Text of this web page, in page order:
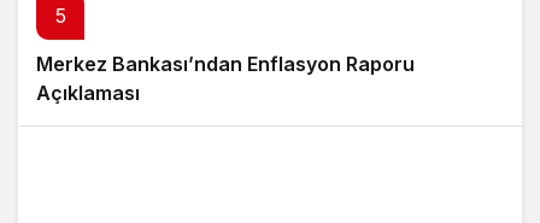
5
Merkez Bankası’ndan Enflasyon Raporu
Açıklaması